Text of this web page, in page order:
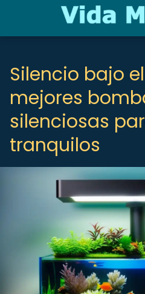
Silencio bajo
mejores
silenciosas
tranquilos